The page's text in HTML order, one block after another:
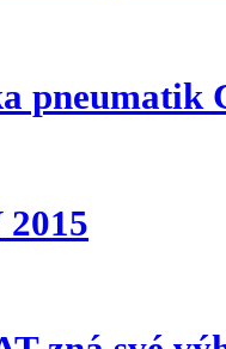
pneumatik